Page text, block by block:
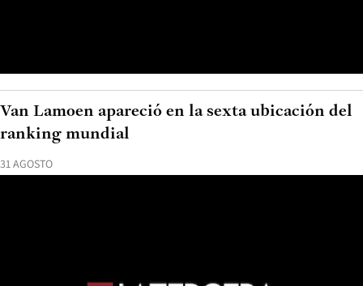
31 AGOSTO
Van Lamoen apareció en la sexta ubicación del
ranking mundial